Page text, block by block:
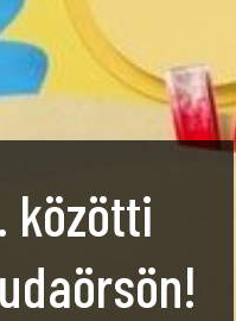
közötti